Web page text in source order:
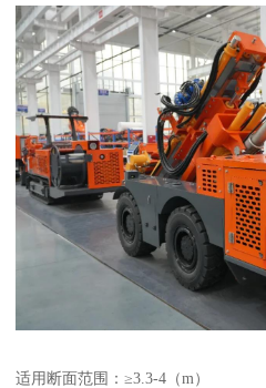
适用断面范围：≥3.3-4（m）